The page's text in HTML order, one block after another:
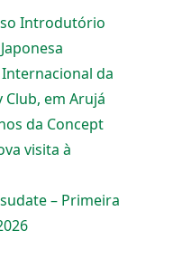
Introdutório
Internacional da
em Arujá
da Concept
visita à
– Primeira